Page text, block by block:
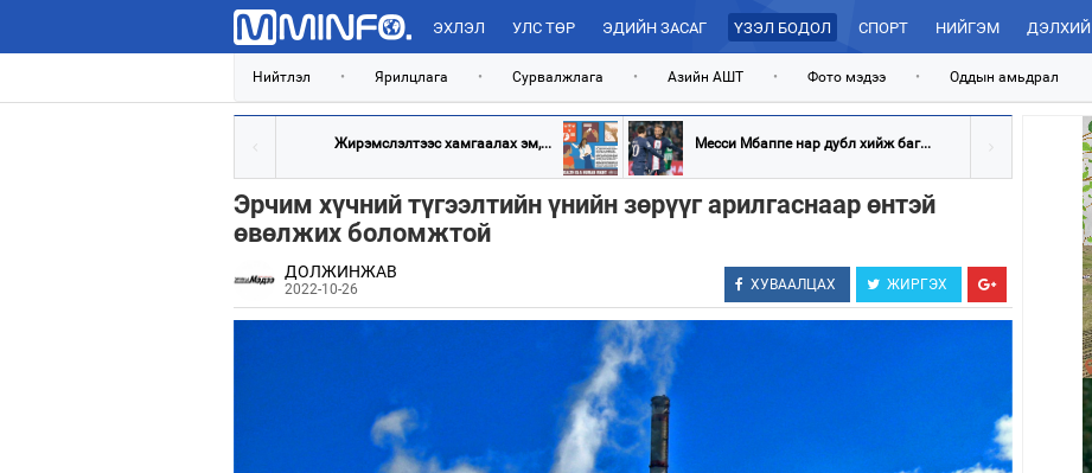
ЭХЛЭЛ УЛС ТӨР ЭДИЙН ЗАСАГ ҮЗЭЛ БОДОЛ СПОРТ НИЙГЭМ ДЭЛХИЙ
Нийтлэл • Ярилцлага • Сурвалжлага • Азийн АШТ • Фото мэдээ • Оддын амьдрал
Жирэмслэлтээс хамгаалах эм,... Месси Мбаппе нар дубл хийж баг...
Эрчим хүчний түгээлтийн үнийн зөрүүг арилгаснаар өнтэй
өвөлжих боломжтой
ДОЛЖИНЖАВ
2022-10-26 ХУВААЛЦАХ ЖИРГЭХ